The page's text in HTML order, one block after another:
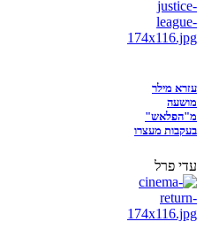
עזרא מילר
מושעה
מ"הפלאש"
בעקבות מעצרו
עדי פרל